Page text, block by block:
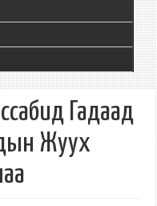
Гадаад
Жуух